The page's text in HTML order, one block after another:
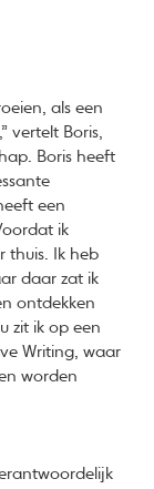
als een
vertelt Boris,
Boris heeft
een
ik
thuis. Ik heb
daar zat ik
ontdekken
zit ik op een
Writing, waar
worden